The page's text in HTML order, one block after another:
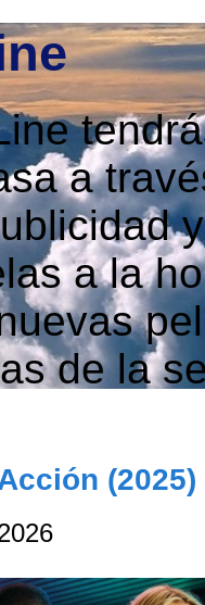
a
a la
de la
(2025)